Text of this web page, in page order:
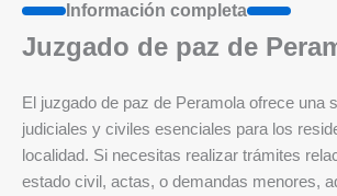
Información completa
Juzgado de paz de
El juzgado de paz de Peramola ofrece una
judiciales y civiles esenciales para los
localidad. Si necesitas realizar trámites
estado civil, actas, o demandas menores,